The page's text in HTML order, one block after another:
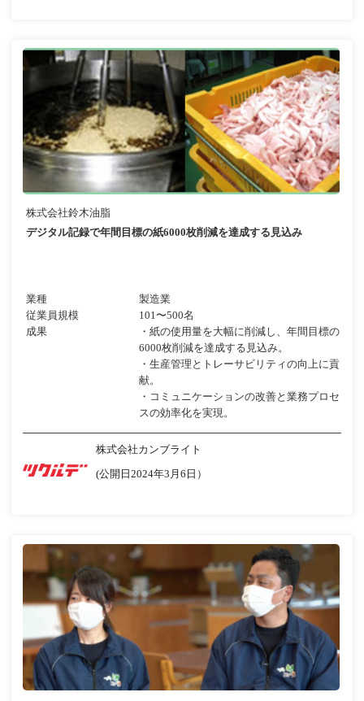
株式会社鈴木油脂
デジタル記録で年間目標の紙6000枚削減を達成する見込み
業種
製造業
従業員規模
101〜500名
成果
・紙の使用量を大幅に削減し、年間目標の
6000枚削減を達成する見込み。
・生産管理とトレーサビリティの向上に貢
献。
・コミュニケーションの改善と業務プロセ
スの効率化を実現。
株式会社カンブライト
(公開日2024年3月6日）